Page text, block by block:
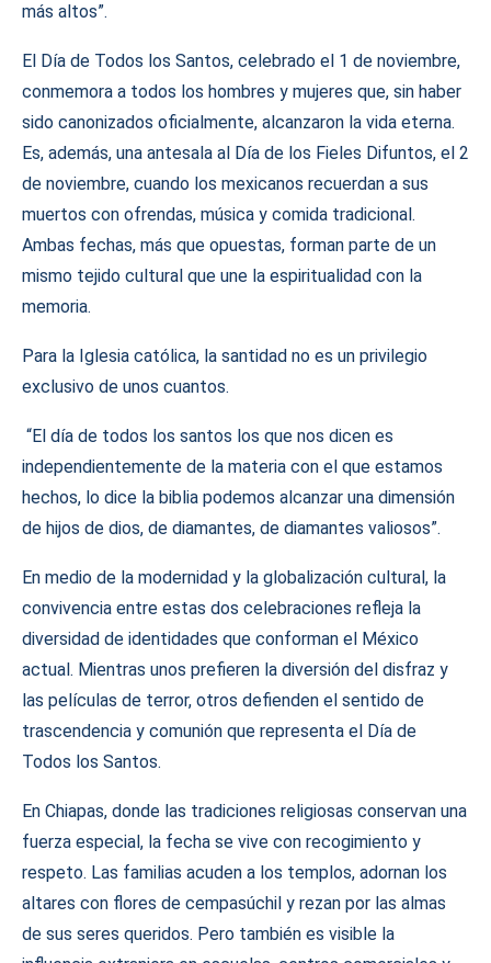
más altos”.
El Día de Todos los Santos, celebrado el 1 de noviembre,
conmemora a todos los hombres y mujeres que, sin haber
sido canonizados oficialmente, alcanzaron la vida eterna.
Es, además, una antesala al Día de los Fieles Difuntos, el 2
de noviembre, cuando los mexicanos recuerdan a sus
muertos con ofrendas, música y comida tradicional.
Ambas fechas, más que opuestas, forman parte de un
mismo tejido cultural que une la espiritualidad con la
memoria.
Para la Iglesia católica, la santidad no es un privilegio
exclusivo de unos cuantos.
“El día de todos los santos los que nos dicen es
independientemente de la materia con el que estamos
hechos, lo dice la biblia podemos alcanzar una dimensión
de hijos de dios, de diamantes, de diamantes valiosos”.
En medio de la modernidad y la globalización cultural, la
convivencia entre estas dos celebraciones refleja la
diversidad de identidades que conforman el México
actual. Mientras unos prefieren la diversión del disfraz y
las películas de terror, otros defienden el sentido de
trascendencia y comunión que representa el Día de
Todos los Santos.
En Chiapas, donde las tradiciones religiosas conservan una
fuerza especial, la fecha se vive con recogimiento y
respeto. Las familias acuden a los templos, adornan los
altares con flores de cempasúchil y rezan por las almas
de sus seres queridos. Pero también es visible la